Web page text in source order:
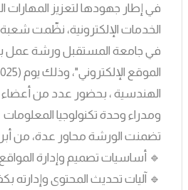
في إطار جهودها لتعزيز المهارات
الخدمات الإلكترونية، نظّمت شعبة
في جامعة المستقبل ورشة عمل
الهندسية ، بحضور عدد من أعضاء
ومدراء وحدة تكنولوجيا المعلومات
تضمنت الورشة محاور عدة، من
🔹 أساسيات تصميم وإدارة المواقع
🔹 آليات تحديث المحتوى وإدارته